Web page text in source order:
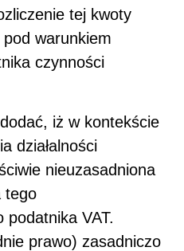
tej kwoty
warunkiem
czynności
iż w kontekście
działalności
nieuzasadniona
tego
podatnika VAT.
prawo) zasadniczo